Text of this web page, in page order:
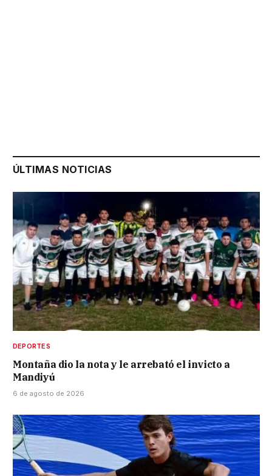
ÚLTIMAS NOTICIAS
DEPORTES
Montaña dio la nota y le arrebató el invicto a
Mandiyú
6 de agosto de 2026